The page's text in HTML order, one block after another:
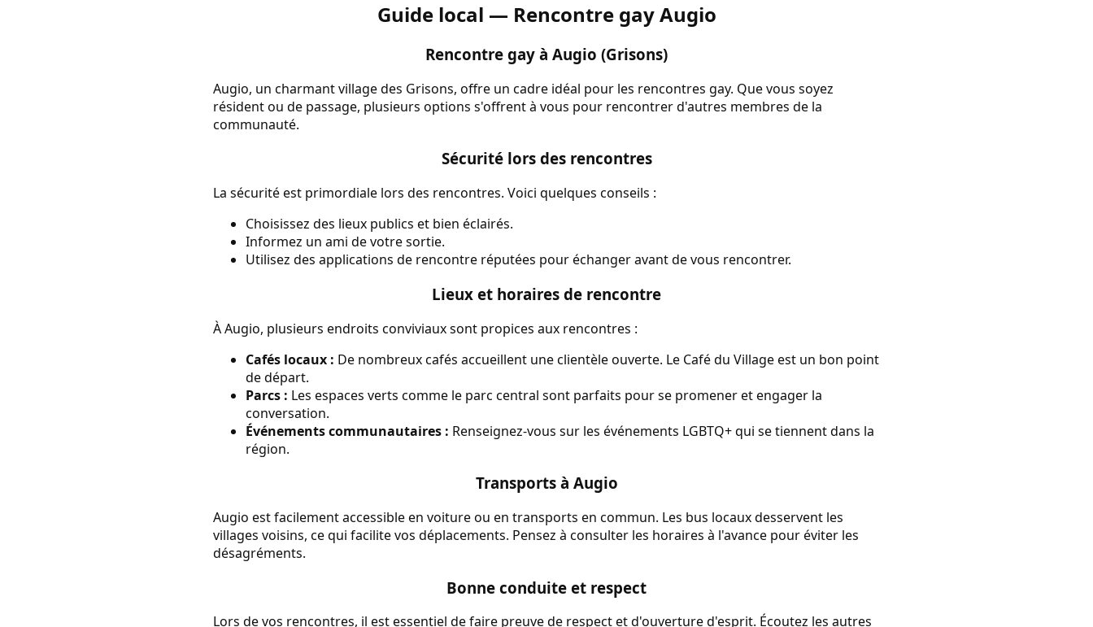
Guide local — Rencontre gay Augio
Rencontre gay à Augio (Grisons)
Augio, un charmant village des Grisons, offre un cadre idéal pour les rencontres gay. Que vous soyez
résident ou de passage, plusieurs options s'offrent à vous pour rencontrer d'autres membres de la
communauté.
Sécurité lors des rencontres
La sécurité est primordiale lors des rencontres. Voici quelques conseils :
Choisissez des lieux publics et bien éclairés.
Informez un ami de votre sortie.
Utilisez des applications de rencontre réputées pour échanger avant de vous rencontrer.
Lieux et horaires de rencontre
À Augio, plusieurs endroits conviviaux sont propices aux rencontres :
Cafés locaux : De nombreux cafés accueillent une clientèle ouverte. Le Café du Village est un bon point
de départ.
Parcs : Les espaces verts comme le parc central sont parfaits pour se promener et engager la
conversation.
Événements communautaires : Renseignez-vous sur les événements LGBTQ+ qui se tiennent dans la
région.
Transports à Augio
Augio est facilement accessible en voiture ou en transports en commun. Les bus locaux desservent les
villages voisins, ce qui facilite vos déplacements. Pensez à consulter les horaires à l'avance pour éviter les
désagréments.
Bonne conduite et respect
Lors de vos rencontres, il est essentiel de faire preuve de respect et d'ouverture d'esprit. Écoutez les autres